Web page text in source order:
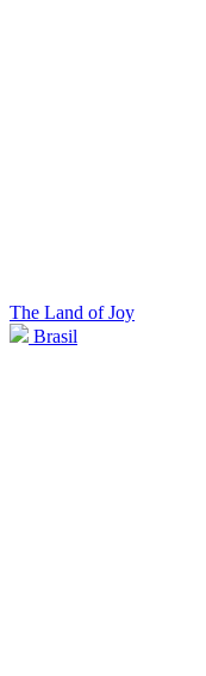
The Land of Joy
Brasil